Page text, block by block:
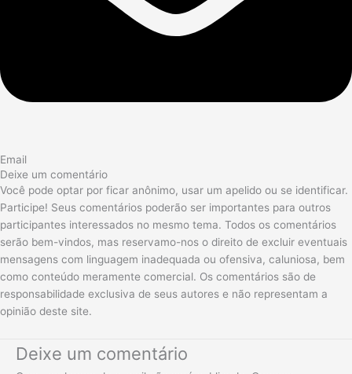
Email
Deixe um comentário
Você pode optar por ficar anônimo, usar um apelido ou se identificar.
Participe! Seus comentários poderão ser importantes para outros
participantes interessados no mesmo tema. Todos os comentários
serão bem-vindos, mas reservamo-nos o direito de excluir eventuais
mensagens com linguagem inadequada ou ofensiva, caluniosa, bem
como conteúdo meramente comercial. Os comentários são de
responsabilidade exclusiva de seus autores e não representam a
opinião deste site.
Deixe um comentário